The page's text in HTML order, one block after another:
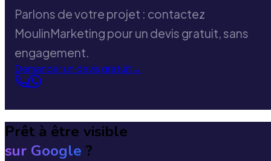
Parlons de votre projet : contactez
MoulinMarketing pour un devis gratuit, sans
engagement.
Demander un devis gratuit→
Prêt à être visible
sur Google ?